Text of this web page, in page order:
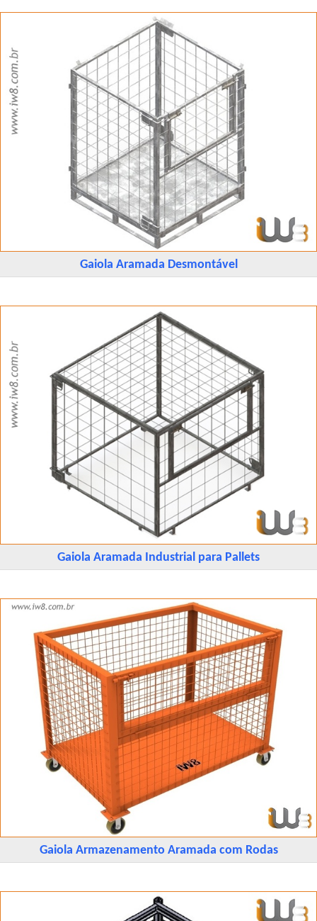
Gaiola Aramada Desmontável
Gaiola Aramada Industrial para Pallets
Gaiola Armazenamento Aramada com Rodas